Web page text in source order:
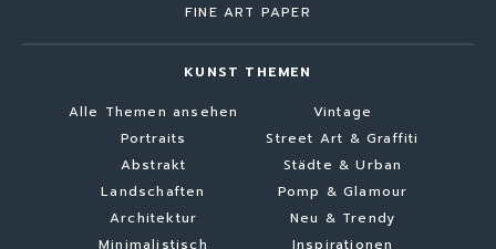
FINE ART PAPER
KUNST THEMEN
Alle Themen ansehen
Portraits
Abstrakt
Landschaften
Architektur
Minimalistisch
Vintage
Street Art & Graffiti
Städte & Urban
Pomp & Glamour
Neu & Trendy
Inspirationen